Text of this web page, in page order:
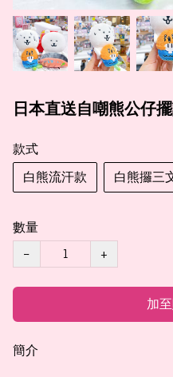
日本直送自嘲熊公仔
款式
白熊流汗款
白熊攞三
數量
−
+
加
簡介